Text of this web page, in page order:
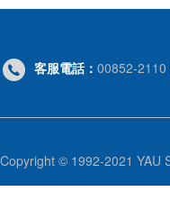
客服電話： 00852-2110
Copyright © 1992-2021 YAU